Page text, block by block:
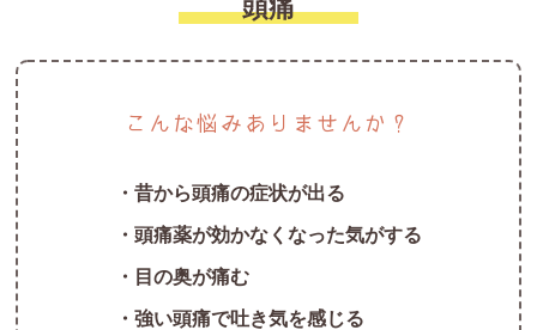
頭痛
こんな悩みありませんか？
・昔から頭痛の症状が出る
・頭痛薬が効かなくなった気がする
・目の奥が痛む
・強い頭痛で吐き気を感じる